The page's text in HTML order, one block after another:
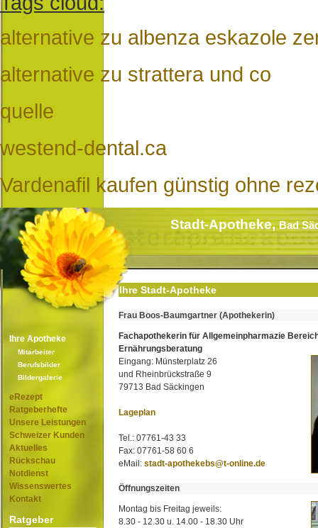
alternative zu albenza eskazole
alternative zu strattera und co
quelle
westend-dental.ca
Vardenafil kaufen günstig ohne
Stadt-Apotheke,Bad
Ihre Apotheke
Mitarbeiter
Berufsbilder
Bildergalerie
eRezept
Ratgeberhefte
Unsere Leistungen
Schweizer Kunden
Aktuelles
Rückschau
Notdienst
Wissenswertes
Kontakt
Ratgeber
Ihre Stadt-Apotheke
Frau Boos-Baumgartner (Apothekerin)
Fachapothekerin für Allgemeinpharmazie
Ernährungsberatung
Eingang: Münsterplatz 26
und Rheinbrückstraße 9
79713 Bad Säckingen
Lageplan
Tel.: 07761-43 33
Fax: 07761-58 60 6
eMail: stadt-apothekebs@t-online.de
Öffnungszeiten
Montag bis Freitag jeweils:
8.30 - 12.30 u. 14.00 - 18.30 Uhr